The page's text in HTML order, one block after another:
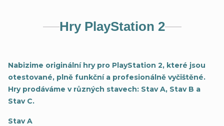
Hry PlayStation 2
Nabizime originální hry pro PlayStation 2, které jsou
otestované, plně funkční a profesionálně vyčištěné.
Hry prodáváme v různých stavech: Stav A, Stav B a
Stav C.
Stav A